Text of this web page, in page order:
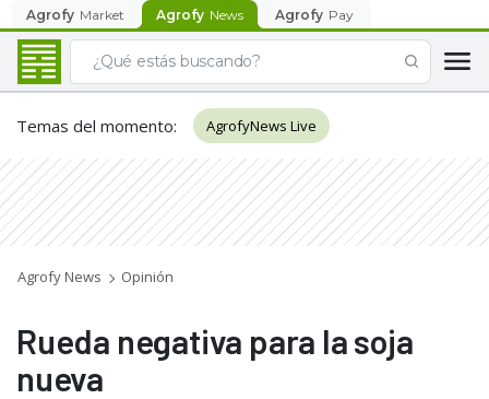
Agrofy Market Agrofy News Agrofy Pay
Temas del momento: AgrofyNews Live
Agrofy News Opinión
Rueda negativa para la soja
nueva